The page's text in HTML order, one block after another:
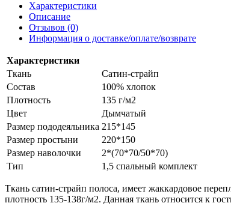
Характеристики
Описание
Отзывов (0)
Информация о доставке/оплате/возврате
Характеристики
Ткань
Сатин-страйп
Состав
100% хлопок
Плотность
135 г/м2
Цвет
Дымчатый
Размер пододеяльника 215*145
Размер простыни
220*150
Размер наволочки
2*(70*70/50*70)
Тип
1,5 спальный комплект
Ткань сатин-страйп полоса, имеет жаккардовое
плотность 135-138г/м2. Данная ткань относится к